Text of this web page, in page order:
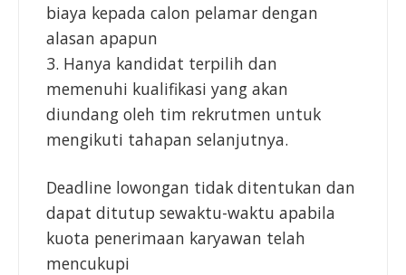
biaya kepada calon pelamar dengan
alasan apapun
3. Hanya kandidat terpilih dan
memenuhi kualifikasi yang akan
diundang oleh tim rekrutmen untuk
mengikuti tahapan selanjutnya.
Deadline lowongan tidak ditentukan dan
dapat ditutup sewaktu-waktu apabila
kuota penerimaan karyawan telah
mencukupi